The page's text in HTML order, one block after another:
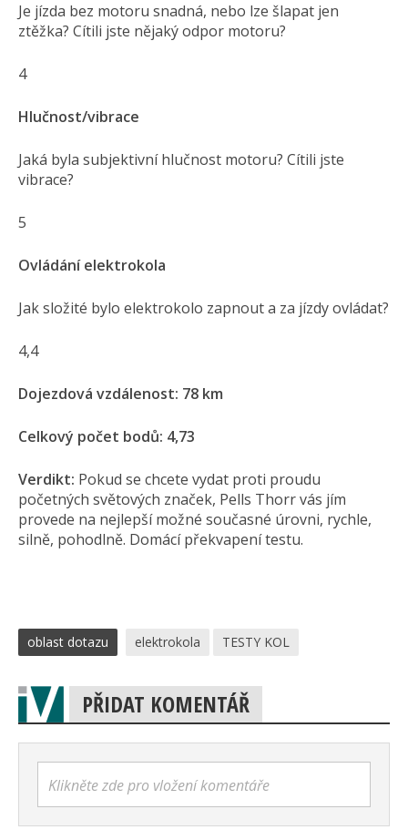
Je jízda bez motoru snadná, nebo lze šlapat jen
ztěžka? Cítili jste nějaký odpor motoru?
4
Hlučnost/vibrace
Jaká byla subjektivní hlučnost motoru? Cítili jste
vibrace?
5
Ovládání elektrokola
Jak složité bylo elektrokolo zapnout a za jízdy ovládat?
4,4
Dojezdová vzdálenost: 78 km
Celkový počet bodů: 4,73
Verdikt: Pokud se chcete vydat proti proudu
početných světových značek, Pells Thorr vás jím
provede na nejlepší možné současné úrovni, rychle,
silně, pohodlně. Domácí překvapení testu.
oblast dotazu elektrokola TESTY KOL
PŘIDAT KOMENTÁŘ
Klikněte zde pro vložení komentáře